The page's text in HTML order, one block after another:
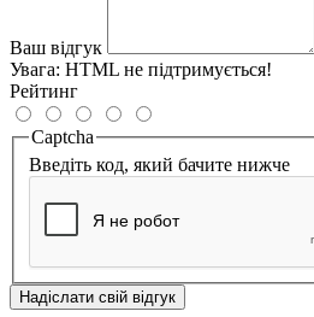
Ваш відгук
Увага: HTML не підтримується!
Рейтинг
Captcha
Введіть код, який бачите нижче
Надіслати свій відгук